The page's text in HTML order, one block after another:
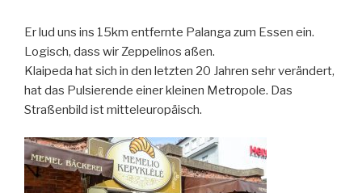
Er lud uns ins 15km entfernte Palanga zum Essen ein.
Logisch, dass wir Zeppelinos aßen.
Klaipeda hat sich in den letzten 20 Jahren sehr verändert,
hat das Pulsierende einer kleinen Metropole. Das
Straßenbild ist mitteleuropäisch.